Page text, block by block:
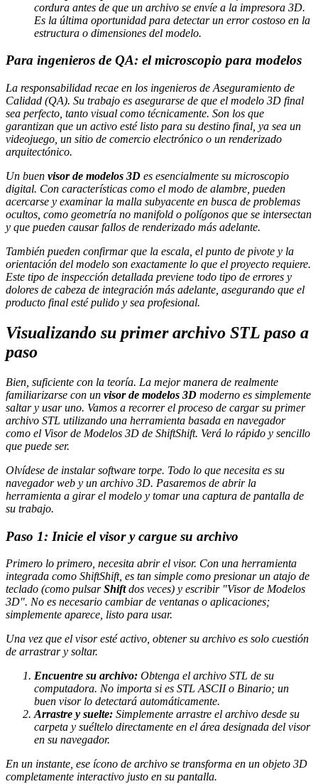
cordura antes de que un archivo se envíe a la impresora 3D.
Es la última oportunidad para detectar un error costoso en la
estructura o dimensiones del modelo.
Para ingenieros de QA: el microscopio para modelos
La responsabilidad recae en los ingenieros de Aseguramiento de
Calidad (QA). Su trabajo es asegurarse de que el modelo 3D final
sea perfecto, tanto visual como técnicamente. Son los que
garantizan que un activo esté listo para su destino final, ya sea un
videojuego, un sitio de comercio electrónico o un renderizado
arquitectónico.
Un buen visor de modelos 3D es esencialmente su microscopio
digital. Con características como el modo de alambre, pueden
acercarse y examinar la malla subyacente en busca de problemas
ocultos, como geometría no manifold o polígonos que se intersectan
y que pueden causar fallos de renderizado más adelante.
También pueden confirmar que la escala, el punto de pivote y la
orientación del modelo son exactamente lo que el proyecto requiere.
Este tipo de inspección detallada previene todo tipo de errores y
dolores de cabeza de integración más adelante, asegurando que el
producto final esté pulido y sea profesional.
Visualizando su primer archivo STL paso a
paso
Bien, suficiente con la teoría. La mejor manera de realmente
familiarizarse con un visor de modelos 3D moderno es simplemente
saltar y usar uno. Vamos a recorrer el proceso de cargar su primer
archivo STL utilizando una herramienta basada en navegador
como el Visor de Modelos 3D de ShiftShift. Verá lo rápido y sencillo
que puede ser.
Olvídese de instalar software torpe. Todo lo que necesita es su
navegador web y un archivo 3D. Pasaremos de abrir la
herramienta a girar el modelo y tomar una captura de pantalla de
su trabajo.
Paso 1: Inicie el visor y cargue su archivo
Primero lo primero, necesita abrir el visor. Con una herramienta
integrada como ShiftShift, es tan simple como presionar un atajo de
teclado (como pulsarShiftdos veces) y escribir "Visor de Modelos
3D". No es necesario cambiar de ventanas o aplicaciones;
simplemente aparece, listo para usar.
Una vez que el visor esté activo, obtener su archivo es solo cuestión
de arrastrar y soltar.
Encuentre su archivo: Obtenga el archivo STL de su
computadora. No importa si es STL ASCII o Binario; un
buen visor lo detectará automáticamente.
Arrastre y suelte: Simplemente arrastre el archivo desde su
carpeta y suéltelo directamente en el área designada del visor
en su navegador.
En un instante, ese ícono de archivo se transforma en un objeto 3D
completamente interactivo justo en su pantalla.